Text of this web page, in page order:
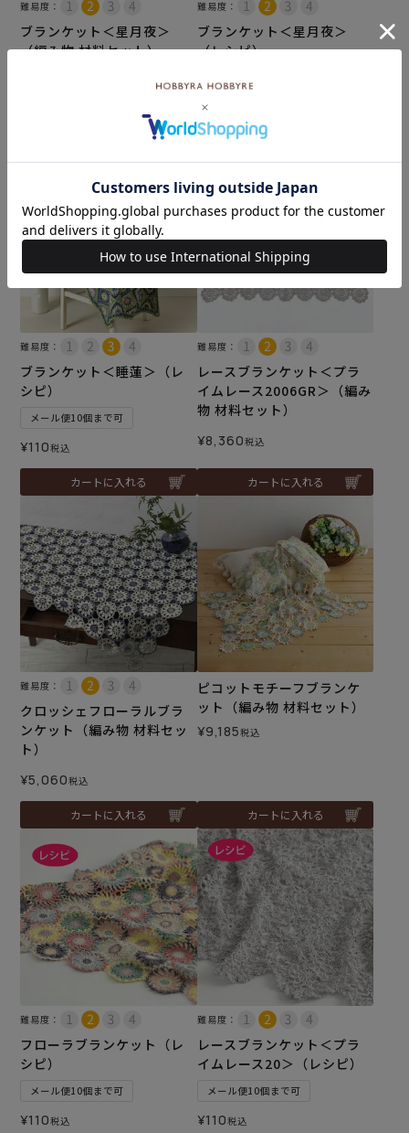
難易度：
ブランケット＜星月夜＞
（編み物 材料セット）
難易度：
ブランケット＜星月夜＞
（レシピ）
¥110
カートに入れる
難易度：
ブランケット＜睡蓮＞（レ
シピ）
メール便10個まで可
¥110税込
カートに入れる
難易度：
レースブランケット＜プラ
イムレース2006GR＞（編み
物 材料セット）
¥8,360税込
カートに入れる
難易度：
クロッシェフローラルブラ
ンケット（編み物 材料セッ
ト）
¥5,060税込
カートに入れる
ピコットモチーフブランケ
ット（編み物 材料セット）
¥9,185税込
カートに入れる
難易度：
フローラブランケット（レ
シピ）
メール便10個まで可
¥110税込
難易度：
レースブランケット＜プラ
イムレース20＞（レシピ）
メール便10個まで可
¥110税込